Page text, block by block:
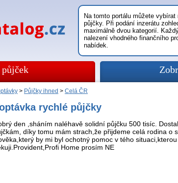
Na tomto portálu můžete
půjčky. Při podání inzerátu
maximálně dvou kategorií.
nalezení vhodného finančního
nabídek.
> Půjčky ihned > Celá ČR
rychlé půjčky
den ,sháním naléhavě solidní půjčku 500 tisíc.
díky tomu mám strach,že přijdeme celá rodina o
by mi byl ochotný pomoc v tého
Home prosím NE